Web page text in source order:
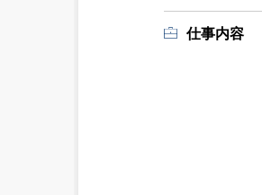
仕事内容